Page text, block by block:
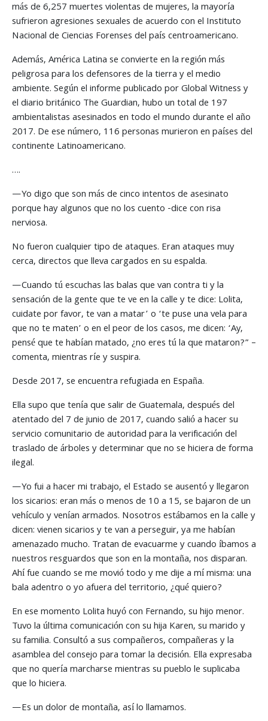
más de 6,257 muertes violentas de mujeres, la mayoría
sufrieron agresiones sexuales de acuerdo con el Instituto
Nacional de Ciencias Forenses del país centroamericano.
Además, América Latina se convierte en la región más
peligrosa para los defensores de la tierra y el medio
ambiente. Según el informe publicado por Global Witness y
el diario británico The Guardian, hubo un total de 197
ambientalistas asesinados en todo el mundo durante el año
2017. De ese número, 116 personas murieron en países del
continente Latinoamericano.
….
—Yo digo que son más de cinco intentos de asesinato
porque hay algunos que no los cuento -dice con risa
nerviosa.
No fueron cualquier tipo de ataques. Eran ataques muy
cerca, directos que lleva cargados en su espalda.
—Cuando tú escuchas las balas que van contra ti y la
sensación de la gente que te ve en la calle y te dice: Lolita,
cuidate por favor, te van a matar’ o ‘te puse una vela para
que no te maten’ o en el peor de los casos, me dicen: ‘Ay,
pensé que te habían matado, ¿no eres tú la que mataron?” –
comenta, mientras ríe y suspira.
Desde 2017, se encuentra refugiada en España.
Ella supo que tenía que salir de Guatemala, después del
atentado del 7 de junio de 2017, cuando salió a hacer su
servicio comunitario de autoridad para la verificación del
traslado de árboles y determinar que no se hiciera de forma
ilegal.
—Yo fui a hacer mi trabajo, el Estado se ausentó y llegaron
los sicarios: eran más o menos de 10 a 15, se bajaron de un
vehículo y venían armados. Nosotros estábamos en la calle y
dicen: vienen sicarios y te van a perseguir, ya me habían
amenazado mucho. Tratan de evacuarme y cuando íbamos a
nuestros resguardos que son en la montaña, nos disparan.
Ahí fue cuando se me movió todo y me dije a mí misma: una
bala adentro o yo afuera del territorio, ¿qué quiero?
En ese momento Lolita huyó con Fernando, su hijo menor.
Tuvo la última comunicación con su hija Karen, su marido y
su familia. Consultó a sus compañeros, compañeras y la
asamblea del consejo para tomar la decisión. Ella expresaba
que no quería marcharse mientras su pueblo le suplicaba
que lo hiciera.
—Es un dolor de montaña, así lo llamamos.